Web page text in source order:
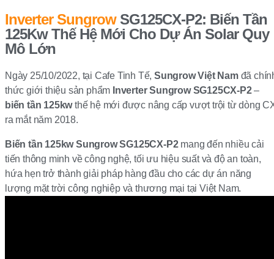
Inverter SungrowSG125CX-P2: Biến Tần
125Kw Thế Hệ Mới Cho Dự Án Solar Quy
Mô Lớn
Ngày 25/10/2022, tại Cafe Tinh Tế, Sungrow Việt Namđã
thức giới thiệu sản phẩm Inverter Sungrow SG125CX-P2–
biến tần 125kwthế hệ mới được nâng cấp vượt trội từ dòng
ra mắt năm 2018.
Biến tần 125kw Sungrow SG125CX-P2mang đến nhiều cải
tiến thông minh về công nghệ, tối ưu hiệu suất và độ an toàn,
hứa hẹn trở thành giải pháp hàng đầu cho các dự án năng
lượng mặt trời công nghiệp và thương mại tại Việt Nam.